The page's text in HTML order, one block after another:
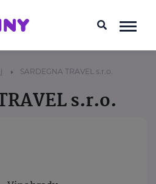
SARDEGNA TRAVEL s.r.o.
s.r.o.